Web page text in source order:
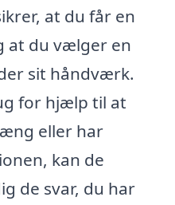
at du får en
at du vælger en
sit håndværk.
for hjælp til at
eller har
kan de
de svar, du har